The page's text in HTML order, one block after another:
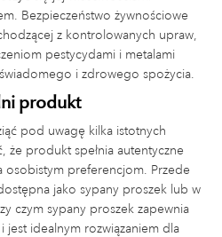
Bezpieczeństwo żywnościowe
z kontrolowanych upraw,
pestycydami i metalami
i zdrowego spożycia.
produkt
pod uwagę kilka istotnych
że produkt spełnia autentyczne
preferencjom. Przede
jako sypany proszek lub w
czym sypany proszek zapewnia
jest idealnym rozwiązaniem dla